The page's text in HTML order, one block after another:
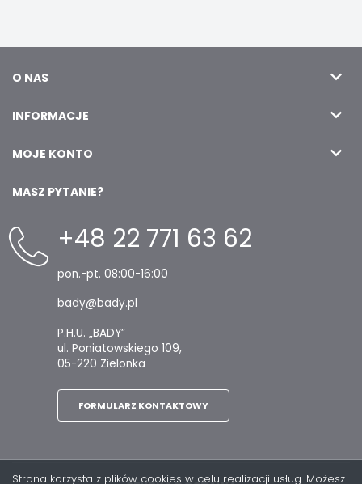
O NAS
INFORMACJE
MOJE KONTO
MASZ PYTANIE?
+48 22 771 63 62
pon.-pt. 08:00-16:00
bady@bady.pl
P.H.U. „BADY”
ul. Poniatowskiego 109,
05-220 Zielonka
FORMULARZ KONTAKTOWY
Strona korzysta z plików cookies w celu realizacji usług. Możesz